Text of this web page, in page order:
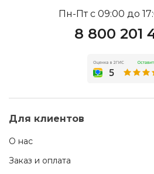
Пн-Пт с 09:00 до
8 800 201
Для клиентов
О нас
Заказ и оплата